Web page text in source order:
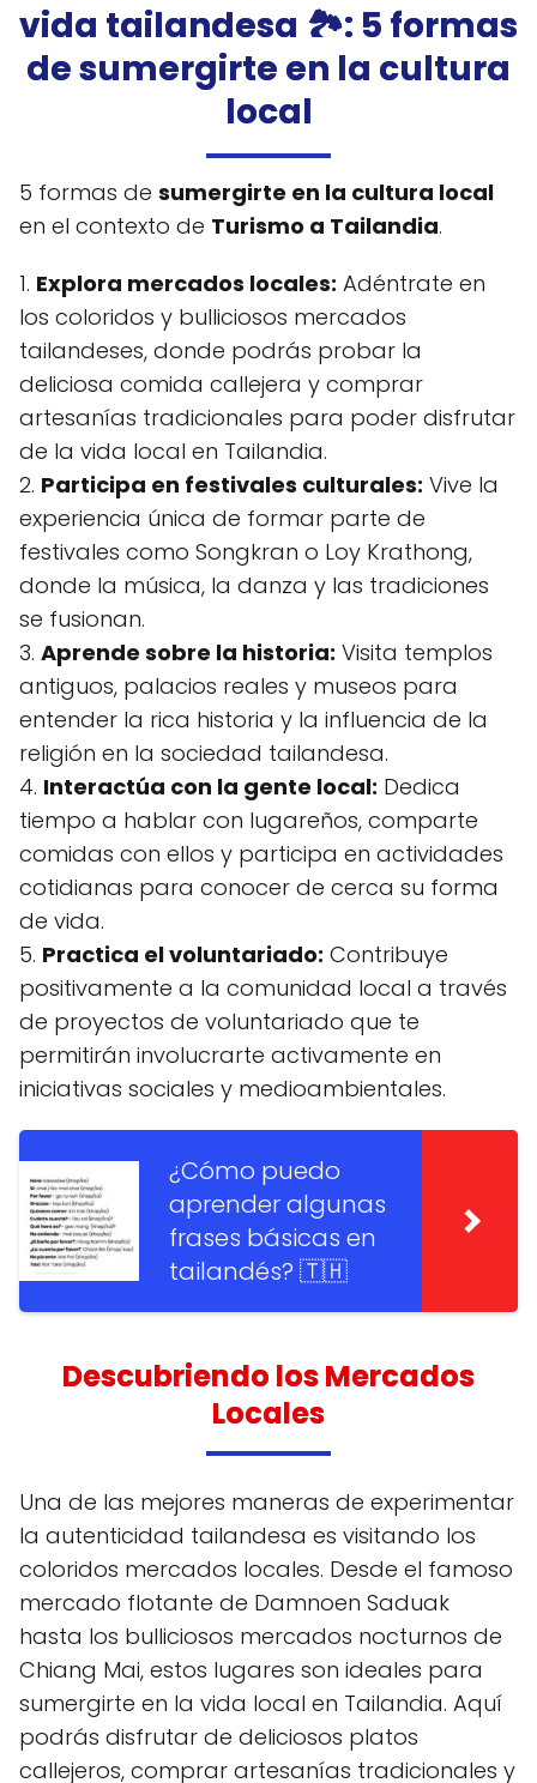
vida tailandesa 🏞️: 5 formas
de sumergirte en la cultura
local
5 formas de sumergirte en la cultura local
en el contexto de Turismo a Tailandia.
1. Explora mercados locales: Adéntrate en
los coloridos y bulliciosos mercados
tailandeses, donde podrás probar la
deliciosa comida callejera y comprar
artesanías tradicionales para poder disfrutar
de la vida local en Tailandia.
2. Participa en festivales culturales: Vive la
experiencia única de formar parte de
festivales como Songkran o Loy Krathong,
donde la música, la danza y las tradiciones
se fusionan.
3. Aprende sobre la historia: Visita templos
antiguos, palacios reales y museos para
entender la rica historia y la influencia de la
religión en la sociedad tailandesa.
4. Interactúa con la gente local: Dedica
tiempo a hablar con lugareños, comparte
comidas con ellos y participa en actividades
cotidianas para conocer de cerca su forma
de vida.
5. Practica el voluntariado: Contribuye
positivamente a la comunidad local a través
de proyectos de voluntariado que te
permitirán involucrarte activamente en
iniciativas sociales y medioambientales.
¿Cómo puedo
aprender algunas
frases básicas en
tailandés? 🇹🇭
Descubriendo los Mercados
Locales
Una de las mejores maneras de experimentar
la autenticidad tailandesa es visitando los
coloridos mercados locales. Desde el famoso
mercado flotante de Damnoen Saduak
hasta los bulliciosos mercados nocturnos de
Chiang Mai, estos lugares son ideales para
sumergirte en la vida local en Tailandia. Aquí
podrás disfrutar de deliciosos platos
callejeros, comprar artesanías tradicionales y